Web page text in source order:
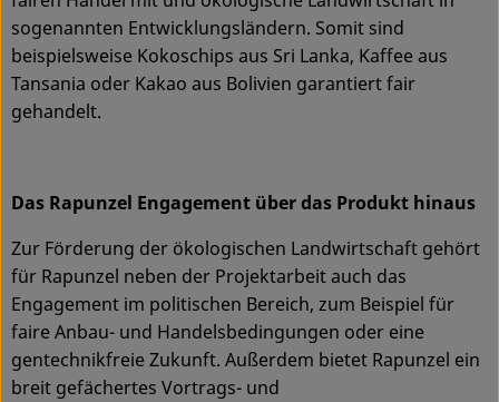
sogenannten Entwicklungsländern. Somit sind
beispielsweise Kokoschips aus Sri Lanka, Kaffee aus
Tansania oder Kakao aus Bolivien garantiert fair
gehandelt.
Das Rapunzel Engagement über das Produkt hinaus
Zur Förderung der ökologischen Landwirtschaft gehört
für Rapunzel neben der Projektarbeit auch das
Engagement im politischen Bereich, zum Beispiel für
faire Anbau- und Handelsbedingungen oder eine
gentechnikfreie Zukunft. Außerdem bietet Rapunzel ein
breit gefächertes Vortrags- und